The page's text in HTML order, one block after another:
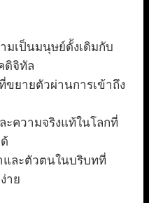
มเป็นมนุษย์ดั้งเดิมกับ
ดิจิทัล
ยายตัวผ่านการเข้าถึง
ความจริงแท้ในโลกที่
และตัวตนในบริบทที่
าย